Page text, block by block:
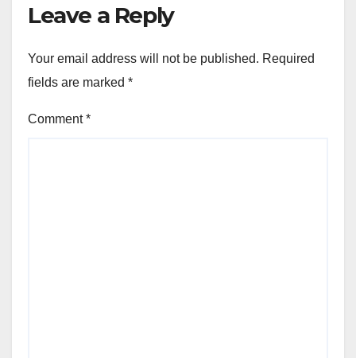
Leave a Reply
Your email address will not be published. Required
fields are marked *
Comment*